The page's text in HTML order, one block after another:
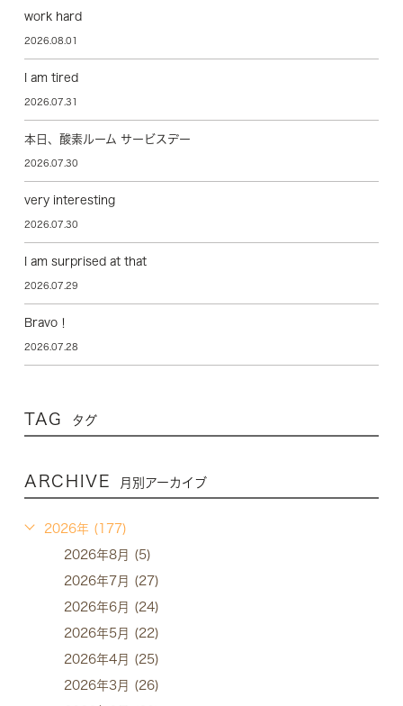
work hard
2026.08.01
I am tired
2026.07.31
本日、酸素ルーム サービスデー
2026.07.30
very interesting
2026.07.30
I am surprised at that
2026.07.29
Bravo！
2026.07.28
TAG タグ
ARCHIVE 月別アーカイブ
2026年 (177)
2026年8月 (5)
2026年7月 (27)
2026年6月 (24)
2026年5月 (22)
2026年4月 (25)
2026年3月 (26)